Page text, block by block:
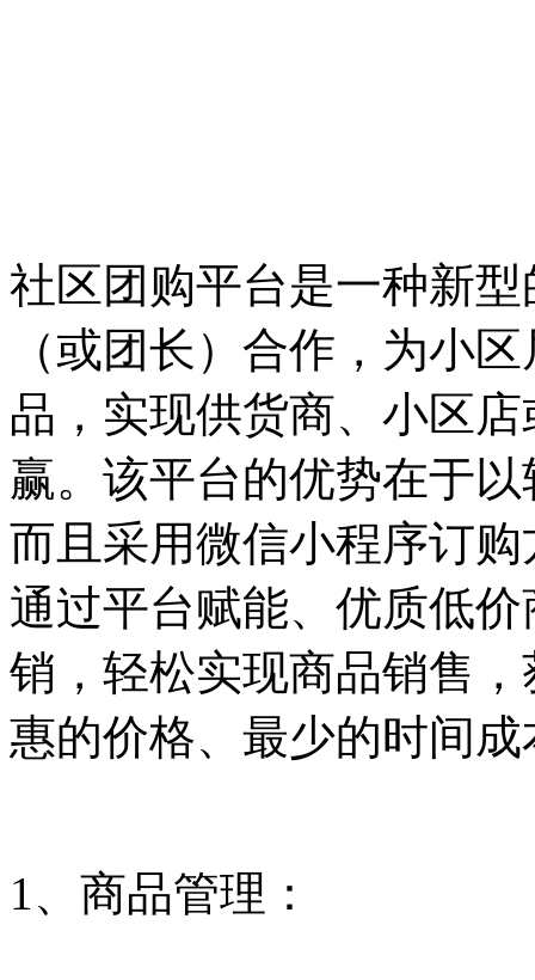
社区团购平台是一种新
（或团长）合作，为小
品，实现供货商、小区
赢。该平台的优势在于
而且采用微信小程序订
通过平台赋能、优质低
销，轻松实现商品销售
惠的价格、最少的时间
1、商品管理：